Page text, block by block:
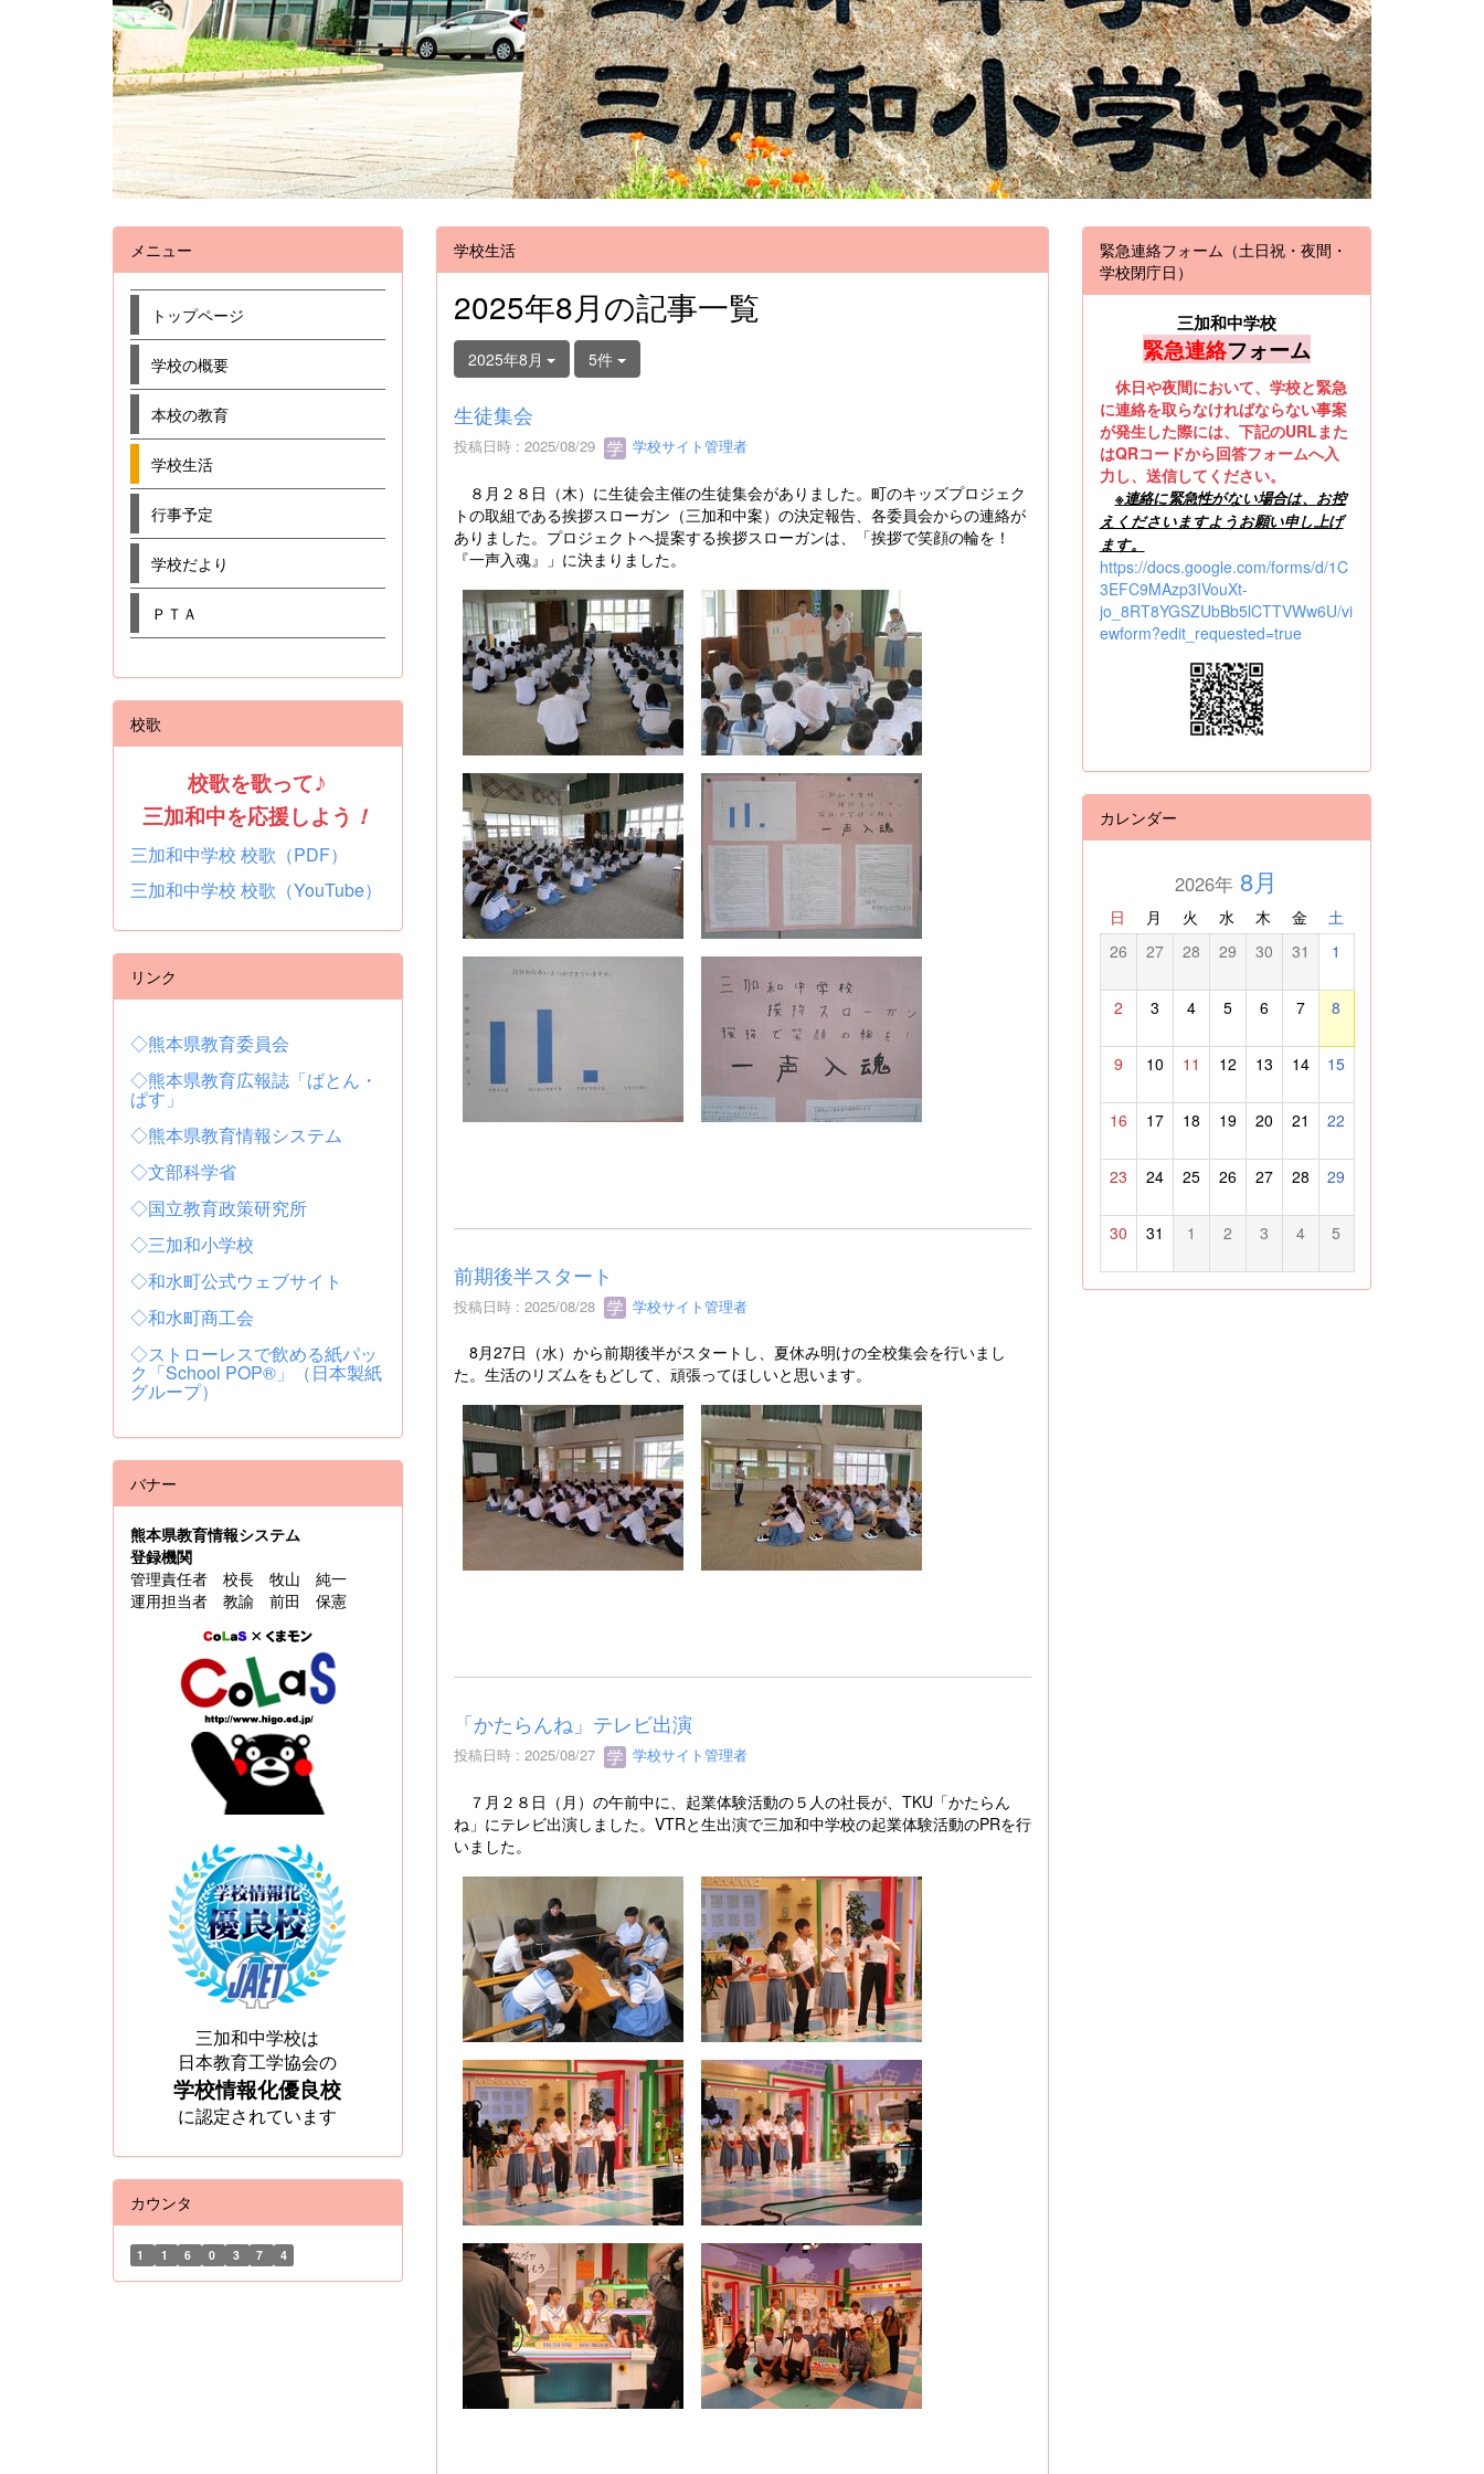
学校生活
2025年8月の記事一覧
2025年8月 5件
生徒集会
投稿日時 : 2025/08/29 学校サイト管理者
８月２８日（木）に生徒会主催の生徒集会がありました。町のキッズプロジェク
トの取組である挨拶スローガン（三加和中案）の決定報告、各委員会からの連絡が
ありました。プロジェクトへ提案する挨拶スローガンは、「挨拶で笑顔の輪を！
『一声入魂』」に決まりました。
前期後半スタート
投稿日時 : 2025/08/28 学校サイト管理者
8月27日（水）から前期後半がスタートし、夏休み明けの全校集会を行いまし
た。生活のリズムをもどして、頑張ってほしいと思います。
「かたらんね」テレビ出演
投稿日時 : 2025/08/27 学校サイト管理者
７月２８日（月）の午前中に、起業体験活動の５人の社長が、TKU「かたらん
ね」にテレビ出演しました。VTRと生出演で三加和中学校の起業体験活動のPRを行
いました。
メニュー
トップページ
学校の概要
本校の教育
学校生活
行事予定
学校だより
ＰＴＡ
校歌
校歌を歌って♪
三加和中を応援しよう ！
三加和中学校 校歌（PDF）
三加和中学校 校歌（YouTube）
リンク
◇熊本県教育委員会
◇熊本県教育広報誌「ばとん・
ぱす」
◇熊本県教育情報システム
◇文部科学省
◇国立教育政策研究所
◇三加和小学校
◇和水町公式ウェブサイト
◇和水町商工会
◇ストローレスで飲める紙パッ
ク「School POP®」（日本製紙
グループ）
バナー
熊本県教育情報システム
登録機関
管理責任者 校長 牧山 純一
運用担当者 教諭 前田 保憲
三加和中学校は
日本教育工学協会の
学校情報化優良校
に認定されています
カウンタ
1 1 6 0 3 7 4
緊急連絡フォーム（土日祝・夜間・
学校閉庁日）
三加和中学校
緊急連絡フォーム
休日や夜間において、学校と緊急
に連絡を取らなければならない事案
が発生した際には、下記のURLまた
はQRコードから回答フォームへ入
力し、送信してください。
※連絡に緊急性がない場合は、お控
えくださいますようお願い申し上げ
ます。
https://docs.google.com/forms/d/1C
3EFC9MAzp3IVouXt-
jo_8RT8YGSZUbBb5lCTTVWw6U/vi
ewform?edit_requested=true
カレンダー
2026年 8月
日 月 火 水 木 金 土
26 27 28 29 30 31 1
2 3 4 5 6 7 8
9 10 11 12 13 14 15
16 17 18 19 20 21 22
23 24 25 26 27 28 29
30 31 1 2 3 4 5